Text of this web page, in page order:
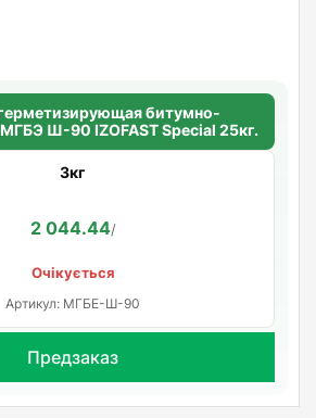
битумно-
Ш-90 IZOFAST Special 25кг.
3кг
2 044.44/
Очікується
Артикул: МГБЕ-Ш-90
Предзаказ